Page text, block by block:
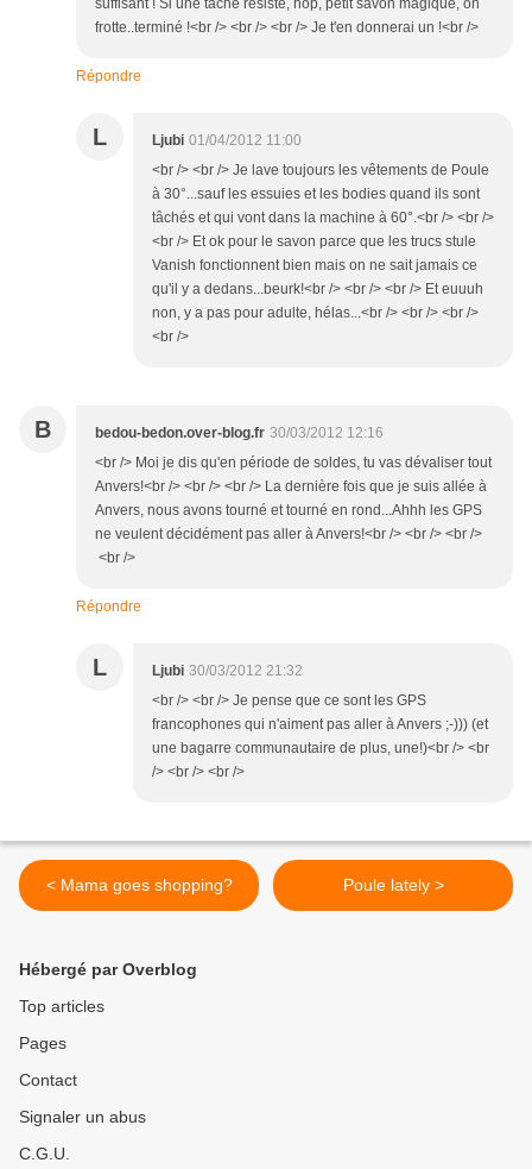
suffisant ! Si une tache résiste, hop, petit savon magique, on
frotte..terminé !<br /> <br /> <br /> Je t'en donnerai un !<br />
Répondre
L Ljubi 01/04/2012 11:00
<br /> <br /> Je lave toujours les vêtements de Poule
à 30°...sauf les essuies et les bodies quand ils sont
tâchés et qui vont dans la machine à 60°.<br /> <br />
<br /> Et ok pour le savon parce que les trucs stule
Vanish fonctionnent bien mais on ne sait jamais ce
qu'il y a dedans...beurk!<br /> <br /> <br /> Et euuuh
non, y a pas pour adulte, hélas...<br /> <br /> <br />
<br />
B bedou-bedon.over-blog.fr 30/03/2012 12:16
<br /> Moi je dis qu'en période de soldes, tu vas dévaliser tout
Anvers!<br /> <br /> <br /> La dernière fois que je suis allée à
Anvers, nous avons tourné et tourné en rond...Ahhh les GPS
ne veulent décidément pas aller à Anvers!<br /> <br /> <br />
<br />
Répondre
L Ljubi 30/03/2012 21:32
<br /> <br /> Je pense que ce sont les GPS
francophones qui n'aiment pas aller à Anvers ;-))) (et
une bagarre communautaire de plus, une!)<br /> <br
/> <br /> <br />
< Mama goes shopping? Poule lately >
Hébergé par Overblog
Top articles
Pages
Contact
Signaler un abus
C.G.U.